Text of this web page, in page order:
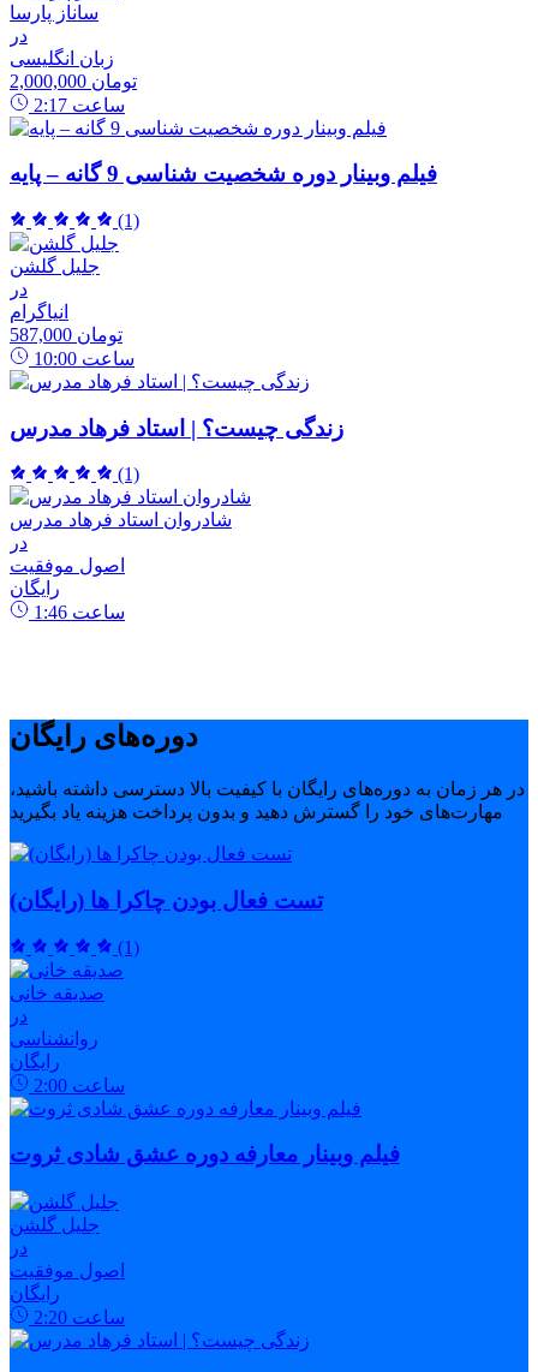
ساناز پارسا
در
زبان انگلیسی
2,000,000 تومان
2:17 ساعت
فیلم وبینار دوره شخصیت شناسی 9 گانه – پایه
(1)
جلیل گلشن
در
انیاگرام
587,000 تومان
10:00 ساعت
زندگی چیست؟ | استاد فرهاد مدرس
(1)
شادروان استاد فرهاد مدرس
در
اصول موفقیت
رایگان
1:46 ساعت
دوره‌های رایگان
در هر زمان به دوره‌های رایگان با کیفیت بالا دسترسی داشته باشید،
مهارت‌های خود را گسترش دهید و بدون پرداخت هزینه یاد بگیرید
تست فعال بودن چاکرا ها (رایگان)
(1)
صدیقه خانی
در
روانشناسی
رایگان
2:00 ساعت
فیلم وبینار معارفه دوره عشق شادی ثروت
جلیل گلشن
در
اصول موفقیت
رایگان
2:20 ساعت